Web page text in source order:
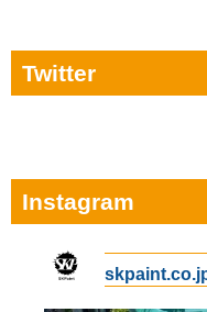
Twitter
Instagram